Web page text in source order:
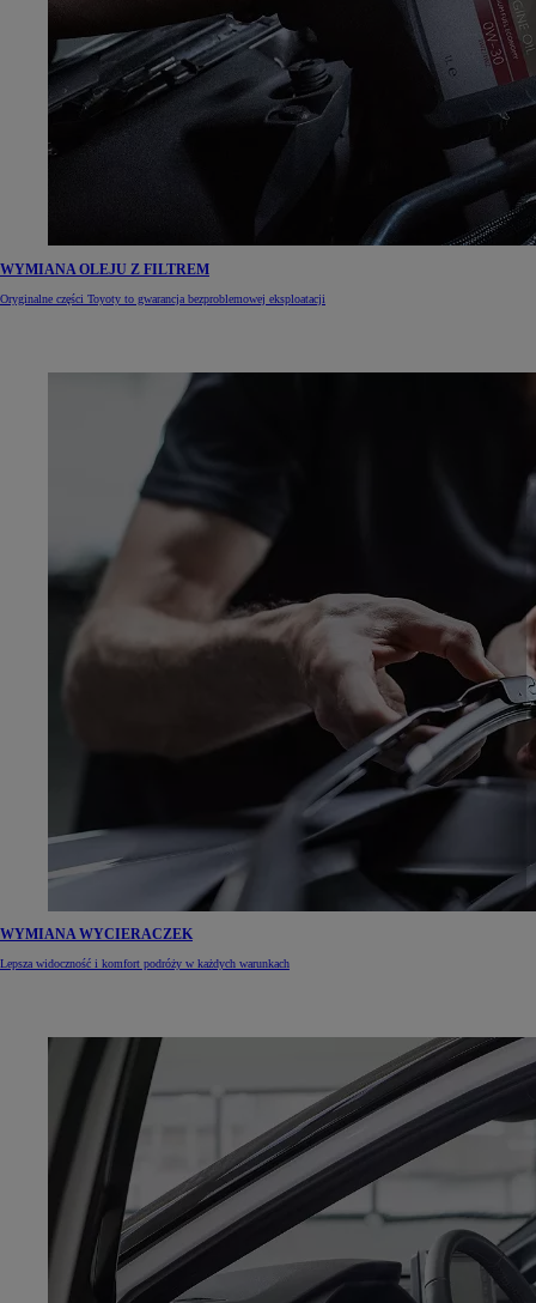
WYMIANA OLEJU Z FILTREM
Oryginalne części Toyoty to gwarancja bezproblemowej eksploatacji
WYMIANA WYCIERACZEK
Lepsza widoczność i komfort podróży w każdych warunkach